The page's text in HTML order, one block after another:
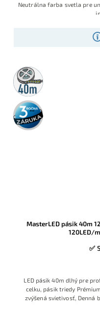
Neutrálna farba svetla pre
40m
rolka
3 roky
záruka
MasterLED pásik 40m
120LED/
✅
LED pásik 40m dlhý pre
celku, pásik triedy
zvýšená svietivosť, Denná